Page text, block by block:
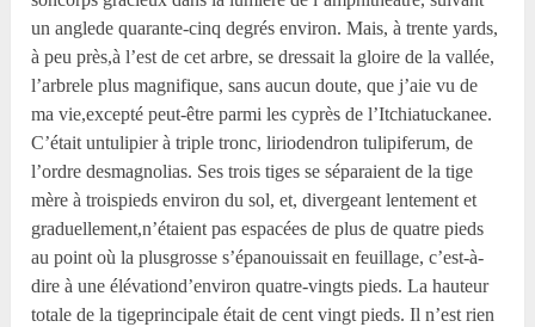
un anglede quarante-cinq degrés environ. Mais, à trente yards,
à peu près,à l’est de cet arbre, se dressait la gloire de la vallée,
l’arbrele plus magnifique, sans aucun doute, que j’aie vu de
ma vie,excepté peut-être parmi les cyprès de l’Itchiatuckanee.
C’était untulipier à triple tronc, liriodendron tulipiferum, de
l’ordre desmagnolias. Ses trois tiges se séparaient de la tige
mère à troispieds environ du sol, et, divergeant lentement et
graduellement,n’étaient pas espacées de plus de quatre pieds
au point où la plusgrosse s’épanouissait en feuillage, c’est-à-
dire à une élévationd’environ quatre-vingts pieds. La hauteur
totale de la tigeprincipale était de cent vingt pieds. Il n’est rien